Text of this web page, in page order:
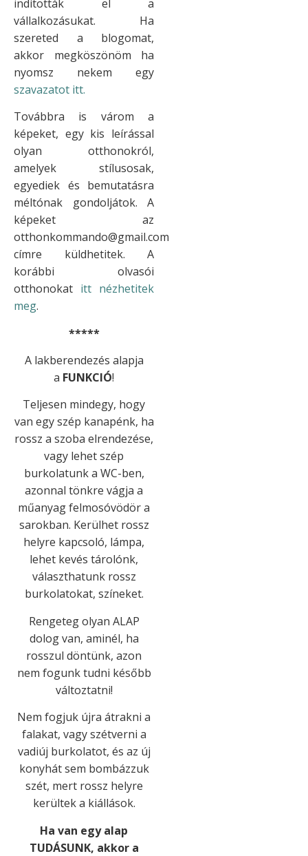
indították el a
vállalkozásukat. Ha
szereted a blogomat,
akkor megköszönöm ha
nyomsz nekem egy
szavazatot itt.
Továbbra is várom a
képeket, egy kis leírással
olyan otthonokról,
amelyek stílusosak,
egyediek és bemutatásra
méltónak gondoljátok. A
képeket az
otthonkommando@gmail.com
címre küldhetitek. A
korábbi olvasói
otthonokat itt nézhetitek
meg.
*****
A lakberendezés alapja
a FUNKCIÓ!
Teljesen mindegy, hogy
van egy szép kanapénk, ha
rossz a szoba elrendezése,
vagy lehet szép
burkolatunk a WC-ben,
azonnal tönkre vágja a
műanyag felmosóvödör a
sarokban. Kerülhet rossz
helyre kapcsoló, lámpa,
lehet kevés tárolónk,
választhatunk rossz
burkolatokat, színeket.
Rengeteg olyan ALAP
dolog van, aminél, ha
rosszul döntünk, azon
nem fogunk tudni később
változtatni!
Nem fogjuk újra átrakni a
falakat, vagy szétverni a
vadiúj burkolatot, és az új
konyhát sem bombázzuk
szét, mert rossz helyre
kerültek a kiállások.
Ha van egy alap
TUDÁSUNK, akkor a